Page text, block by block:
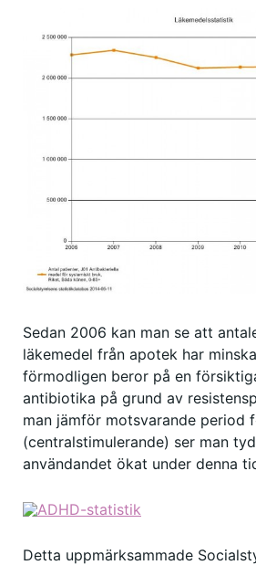
Sedan 2006 kan man se att
läkemedel från apotek har
förmodligen beror på en
antibiotika på grund av
man jämför motsvarande period
(centralstimulerande) ser man
användandet ökat under denna
Detta uppmärksammade